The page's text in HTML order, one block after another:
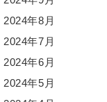
2024年8月
2024年7月
2024年6月
2024年5月